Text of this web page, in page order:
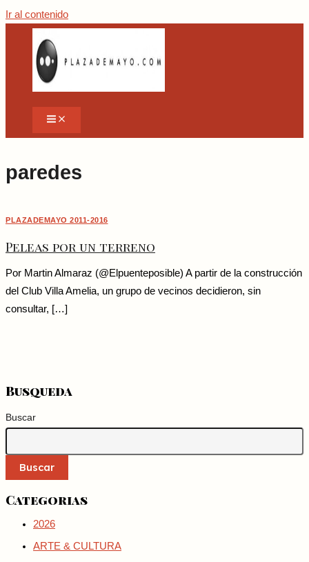
Ir al contenido
paredes
PLAZADEMAYO 2011-2016
Peleas por un terreno
Por Martin Almaraz (@Elpuenteposible) A partir de la construcción
del Club Villa Amelia, un grupo de vecinos decidieron, sin
consultar, […]
Busqueda
Buscar
Buscar
Categorias
2026
ARTE & CULTURA